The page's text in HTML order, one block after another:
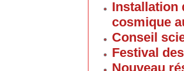
Installation
cosmique
Conseil
Festival
Nouveau